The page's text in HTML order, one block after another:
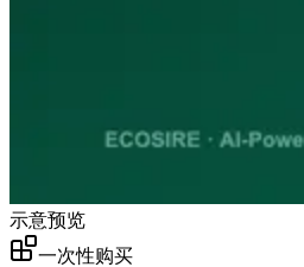
示意预览
一次性购买